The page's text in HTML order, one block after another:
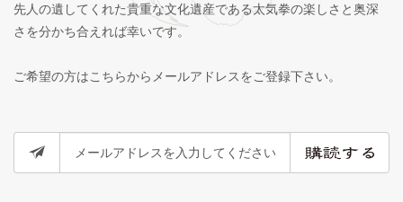
先人の遺してくれた貴重な文化遺産である太気拳の楽しさと奥深
さを分かち合えれば幸いです。
ご希望の方はこちらからメールアドレスをご登録下さい。